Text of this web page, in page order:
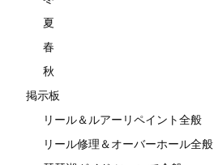
夏
春
秋
掲示板
リール＆ルアーリペイント全般
リール修理＆オーバーホール全般